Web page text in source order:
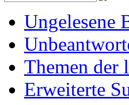
Ungelesene
Themen der
Erweiterte